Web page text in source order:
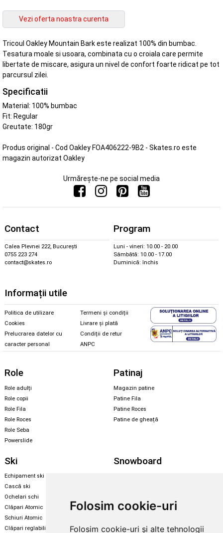
Folosim cookie-uri
Folosim cookie-uri și alte tehnologii
Tricoul Oakley Mountain Bark este realizat 100% din bumbac.
Tesatura moale si usoara, combinata cu o croiala care permite
libertate de miscare, asigura un nivel de confort foarte ridicat pe tot
parcursul zilei.
Specificatii
Material: 100% bumbac
Fit: Regular
Greutate: 180gr
Produs original - Cod Oakley FOA406222-9B2 - Skates.ro este
magazin autorizat Oakley
Urmărește-ne pe social media
Contact
Calea Plevnei 222, București
0755 223 274
contact@skates.ro
Program
Luni - vineri: 10.00 - 20.00
Sâmbătă: 10.00 - 17.00
Duminică: închis
Informații utile
Politica de utilizare
Cookies
Prelucrarea datelor cu
caracter personal
Termeni și condiții
Livrare și plată
Condiții de retur
ANPC
Role
Role adulți
Role copii
Role Fila
Role Roces
Role Seba
Powerslide
Patinaj
Magazin patine
Patine Fila
Patine Roces
Patine de gheață
Ski
Echipament ski
Cască ski
Ochelari schi
Clăpari Atomic
Schiuri Atomic
Clăpari reglabili
Snowboard